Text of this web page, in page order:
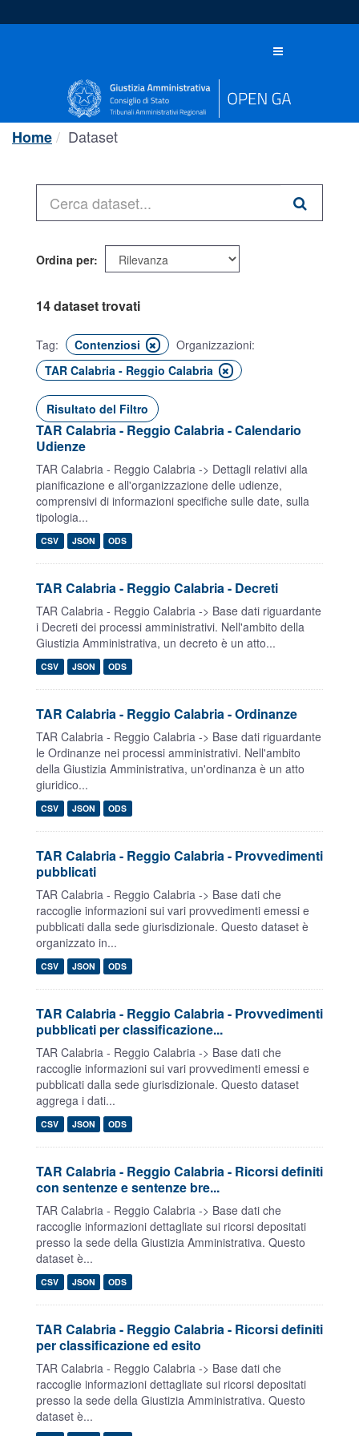
al
Toggle
Home Dataset
Ordina per
14 dataset trovati
Tag: Contenziosi
Organizzazioni:
TAR Calabria - Reggio Calabria
Risultato del Filtro
TAR Calabria - Reggio Calabria - Calendario
Udienze
TAR Calabria - Reggio Calabria -> Dettagli relativi alla
pianificazione e all'organizzazione delle udienze,
comprensivi di informazioni specifiche sulle date, sulla
tipologia...
CSV JSON ODS
TAR Calabria - Reggio Calabria - Decreti
TAR Calabria - Reggio Calabria -> Base dati riguardante
i Decreti dei processi amministrativi. Nell'ambito della
Giustizia Amministrativa, un decreto è un atto...
CSV JSON ODS
TAR Calabria - Reggio Calabria - Ordinanze
TAR Calabria - Reggio Calabria -> Base dati riguardante
le Ordinanze nei processi amministrativi. Nell'ambito
della Giustizia Amministrativa, un'ordinanza è un atto
giuridico...
CSV JSON ODS
TAR Calabria - Reggio Calabria - Provvedimenti
pubblicati
TAR Calabria - Reggio Calabria -> Base dati che
raccoglie informazioni sui vari provvedimenti emessi e
pubblicati dalla sede giurisdizionale. Questo dataset è
organizzato in...
CSV JSON ODS
TAR Calabria - Reggio Calabria - Provvedimenti
pubblicati per classificazione...
TAR Calabria - Reggio Calabria -> Base dati che
raccoglie informazioni sui vari provvedimenti emessi e
pubblicati dalla sede giurisdizionale. Questo dataset
aggrega i dati...
CSV JSON ODS
TAR Calabria - Reggio Calabria - Ricorsi definiti
con sentenze e sentenze bre...
TAR Calabria - Reggio Calabria -> Base dati che
raccoglie informazioni dettagliate sui ricorsi depositati
presso la sede della Giustizia Amministrativa. Questo
dataset è...
CSV JSON ODS
TAR Calabria - Reggio Calabria - Ricorsi definiti
per classificazione ed esito
TAR Calabria - Reggio Calabria -> Base dati che
raccoglie informazioni dettagliate sui ricorsi depositati
presso la sede della Giustizia Amministrativa. Questo
dataset è...